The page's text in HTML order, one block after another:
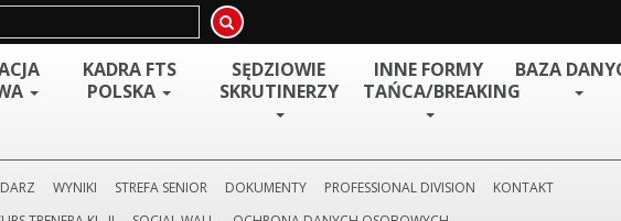
KADRA FTS
POLSKA
SĘDZIOWIE
SKRUTINERZY
INNE FORMY
TAŃCA/BREAKING
BAZA
WYNIKI STREFA SENIOR DOKUMENTY PROFESSIONAL DIVISION
KONTAKT